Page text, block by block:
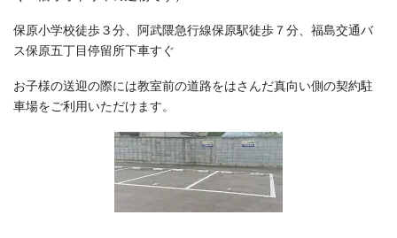
保原小学校徒歩３分、阿武隈急行線保原駅徒歩７分、福島交通バ
ス保原五丁目停留所下車すぐ
お子様の送迎の際には教室前の道路をはさんだ真向い側の契約駐
車場をご利用いただけます。